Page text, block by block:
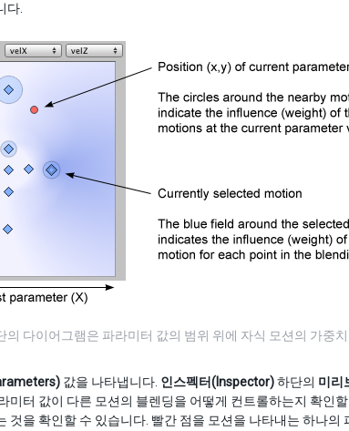
다.
의 다이어그램은 파라미터 값의 범위 위에 자식 모션의 가중
값을 나타냅니다. 인스펙터(Inspector)하단의 미리
미터 값이 다른 모션의 블렌딩을 어떻게 컨트롤하는지 확인
것을 확인할 수 있습니다. 빨간 점을 모션을 나타내는 하나의